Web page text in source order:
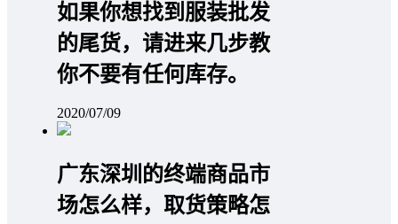
如果你想找到服装批发
的尾货，请进来几步教
你不要有任何库存。
2020/07/09
广东深圳的终端商品市
场怎么样，取货策略怎